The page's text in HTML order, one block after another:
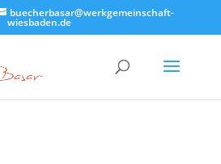
buecherbasar@werkgemeinschaft-
wiesbaden.de